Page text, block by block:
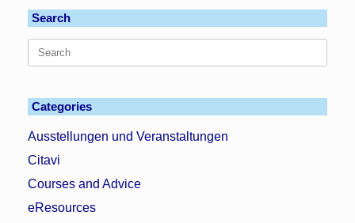
Search
Search
Categories
Ausstellungen und Veranstaltungen
Citavi
Courses and Advice
eResources